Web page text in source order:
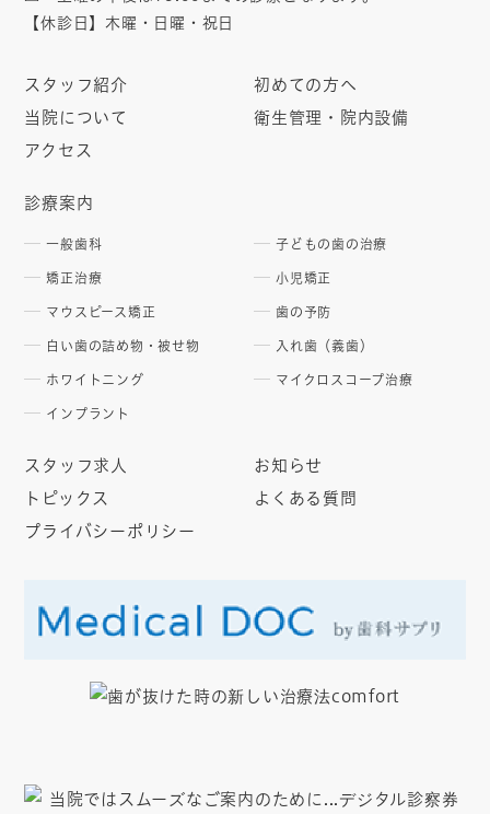
【休診日】木曜・日曜・祝日
スタッフ紹介
初めての方へ
当院について
衛生管理・院内設備
アクセス
診療案内
一般歯科 子どもの歯の治療
矯正治療 小児矯正
マウスピース矯正 歯の予防
白い歯の詰め物・被せ物 入れ歯（義歯）
ホワイトニング マイクロスコープ治療
インプラント
スタッフ求人
お知らせ
トピックス
よくある質問
プライバシーポリシー